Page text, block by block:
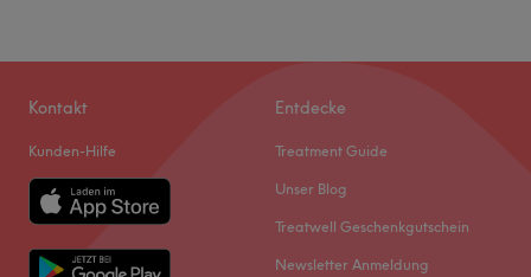
Kontakt
Kunden-Hilfe
Entdecke
Treatment Guide
Unser Blog
Treatwell Geschenkgutschein
Newsletter Anmeldung